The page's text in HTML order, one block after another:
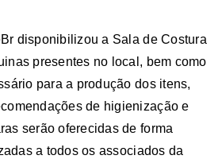
disponibilizou a Sala de Costura
presentes no local, bem como
para a produção dos itens,
de higienização e
serão oferecidas de forma
a todos os associados da